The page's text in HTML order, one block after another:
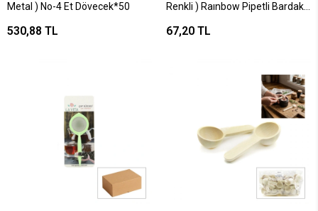
Metal ) No-4 Et Dövecek*50
530,88 TL
Renkli ) Raınbow Pipetli Bardak
67,20 TL